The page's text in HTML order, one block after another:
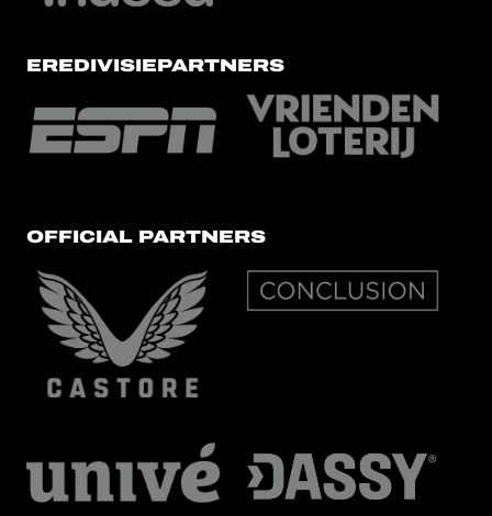
EREDIVISIEPARTNERS
OFFICIAL PARTNERS